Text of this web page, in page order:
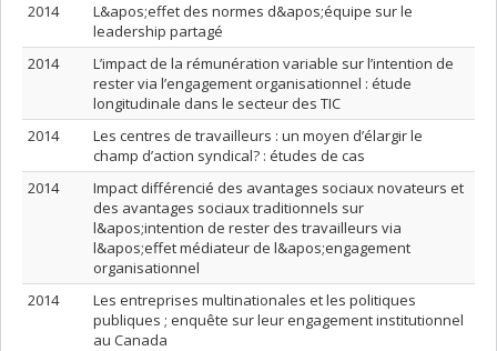
2014
L&apos;effet des normes d&apos;équipe sur le
leadership partagé
2014
L’impact de la rémunération variable sur l’intention de
rester via l’engagement organisationnel : étude
longitudinale dans le secteur des TIC
2014
Les centres de travailleurs : un moyen d’élargir le
champ d’action syndical? : études de cas
2014
Impact différencié des avantages sociaux novateurs et
des avantages sociaux traditionnels sur
l&apos;intention de rester des travailleurs via
l&apos;effet médiateur de l&apos;engagement
organisationnel
2014
Les entreprises multinationales et les politiques
publiques ; enquête sur leur engagement institutionnel
au Canada